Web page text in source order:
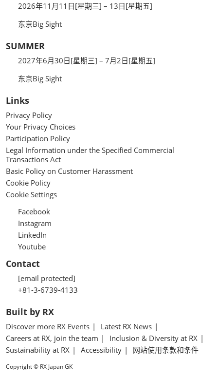
2026年11月11日[星期三] – 13日[星期五]
东京Big Sight
SUMMER
2027年6月30日[星期三] – 7月2日[星期五]
东京Big Sight
Links
Privacy Policy
Your Privacy Choices
Participation Policy
Legal Information under the Specified Commercial
Transactions Act
Basic Policy on Customer Harassment
Cookie Policy
Cookie Settings
Facebook
Instagram
LinkedIn
Youtube
Contact
[email protected]
+81-3-6739-4133
Built by RX
Discover more RX Events
Latest RX News
Careers at RX, join the team
Inclusion & Diversity at RX
Sustainability at RX
Accessibility 网站使用条款和条件
Copyright © RX Japan GK